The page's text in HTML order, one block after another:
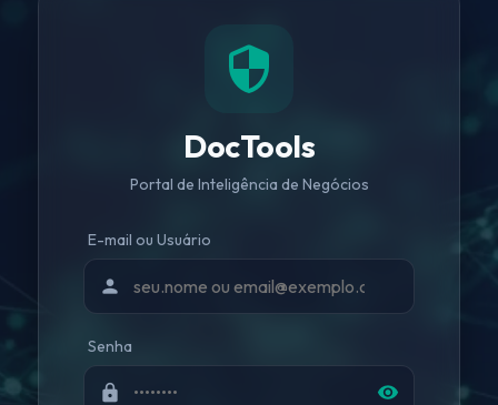
security
DocTools
Portal de Inteligência de Negócios
E-mail ou Usuário
person
Senha
lock visibility